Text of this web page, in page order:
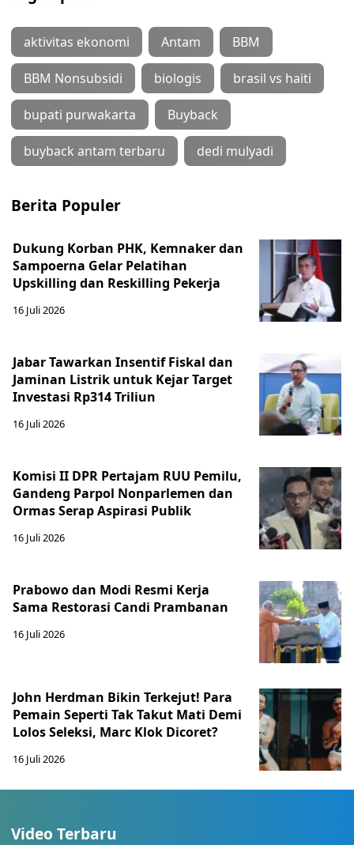
aktivitas ekonomi Antam BBM
BBM Nonsubsidi biologis brasil vs haiti
bupati purwakarta Buyback
buyback antam terbaru dedi mulyadi
Berita Populer
Dukung Korban PHK, Kemnaker dan
Sampoerna Gelar Pelatihan
Upskilling dan Reskilling Pekerja
16 Juli 2026
Jabar Tawarkan Insentif Fiskal dan
Jaminan Listrik untuk Kejar Target
Investasi Rp314 Triliun
16 Juli 2026
Komisi II DPR Pertajam RUU Pemilu,
Gandeng Parpol Nonparlemen dan
Ormas Serap Aspirasi Publik
16 Juli 2026
Prabowo dan Modi Resmi Kerja
Sama Restorasi Candi Prambanan
16 Juli 2026
John Herdman Bikin Terkejut! Para
Pemain Seperti Tak Takut Mati Demi
Lolos Seleksi, Marc Klok Dicoret?
16 Juli 2026
Video Terbaru